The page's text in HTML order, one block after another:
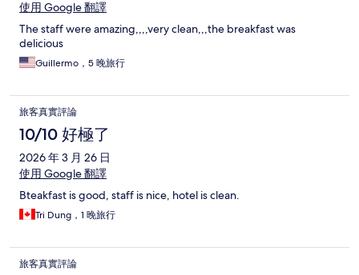
使用 Google 翻譯
The staff were amazing,,,,very clean,,,the breakfast was
delicious
Guillermo，5 晚旅行
旅客真實評論
10/10 好極了
2026 年 3 月 26 日
使用 Google 翻譯
Bteakfast is good, staff is nice, hotel is clean.
Tri Dung，1 晚旅行
旅客真實評論